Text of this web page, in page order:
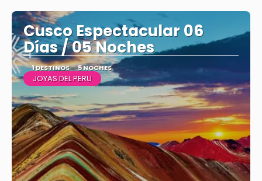
Cusco Espectacular 06
Días / 05 Noches
1 DESTINOS 5 NOCHES
JOYAS DEL PERU